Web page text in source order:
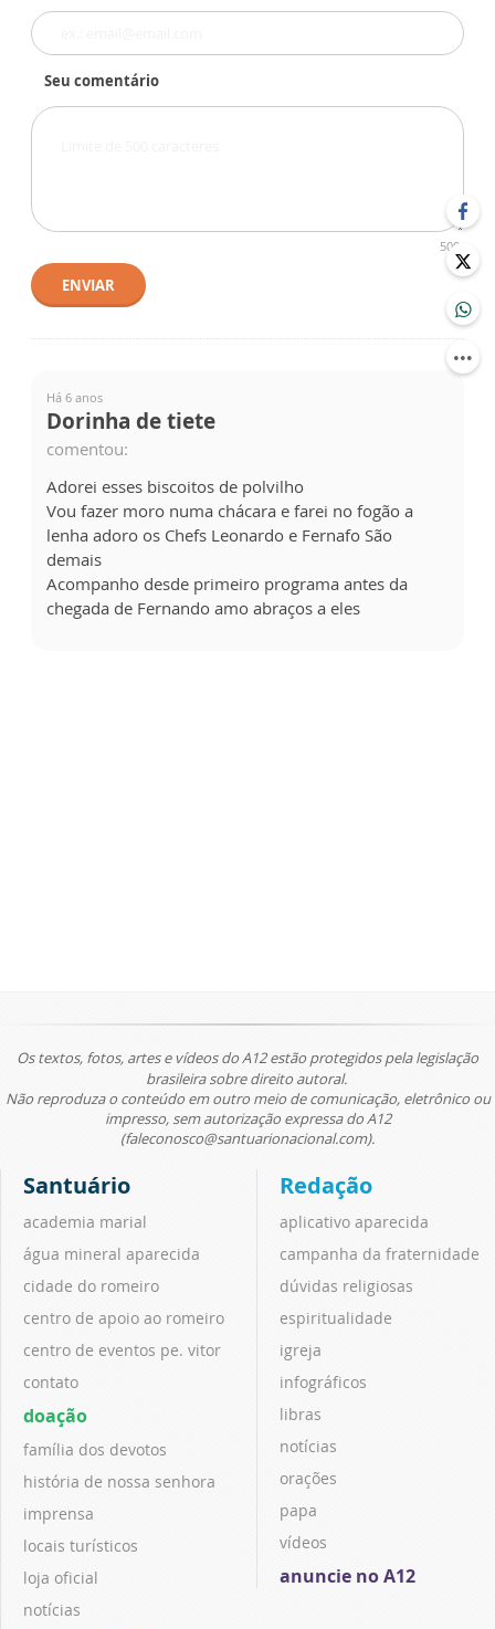
Seu comentário
500
ENVIAR
Há 6 anos
Dorinha de tiete
comentou:
Adorei esses biscoitos de polvilho
Vou fazer moro numa chácara e farei no fogão a
lenha adoro os Chefs Leonardo e Fernafo São
demais
Acompanho desde primeiro programa antes da
chegada de Fernando amo abraços a eles
Os textos, fotos, artes e vídeos do A12 estão protegidos pela legislação
brasileira sobre direito autoral.
Não reproduza o conteúdo em outro meio de comunicação, eletrônico ou
impresso, sem autorização expressa do A12
(faleconosco@santuarionacional.com).
Santuário
academia marial
água mineral aparecida
cidade do romeiro
centro de apoio ao romeiro
centro de eventos pe. vitor
contato
doação
família dos devotos
história de nossa senhora
imprensa
locais turísticos
loja oficial
notícias
Redação
aplicativo aparecida
campanha da fraternidade
dúvidas religiosas
espiritualidade
igreja
infográficos
libras
notícias
orações
papa
vídeos
anuncie no A12